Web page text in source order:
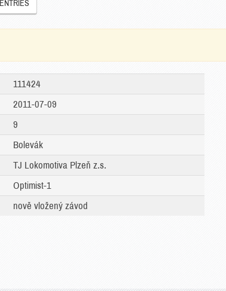
ENTRIES
111424
2011-07-09
9
Bolevák
TJ Lokomotiva Plzeň z.s.
Optimist-1
nově vložený závod